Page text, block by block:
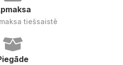
tiešsaistē